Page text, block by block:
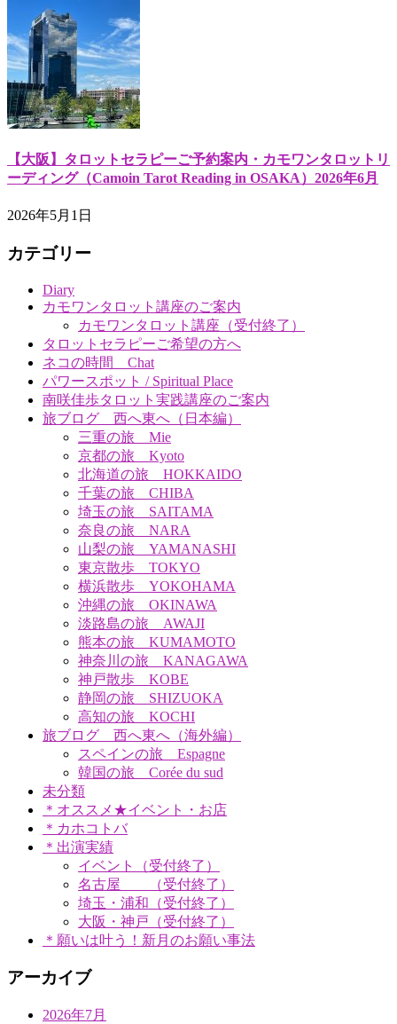
【大阪】タロットセラピーご予約案内・カモワンタロットリ
ーディング（Camoin Tarot Reading in OSAKA）2026年6月
2026年5月1日
カテゴリー
Diary
カモワンタロット講座のご案内
カモワンタロット講座（受付終了）
タロットセラピーご希望の方へ
ネコの時間 Chat
パワースポット / Spiritual Place
南咲佳歩タロット実践講座のご案内
旅ブログ 西へ東へ（日本編）
三重の旅 Mie
京都の旅 Kyoto
北海道の旅 HOKKAIDO
千葉の旅 CHIBA
埼玉の旅 SAITAMA
奈良の旅 NARA
山梨の旅 YAMANASHI
東京散歩 TOKYO
横浜散歩 YOKOHAMA
沖縄の旅 OKINAWA
淡路島の旅 AWAJI
熊本の旅 KUMAMOTO
神奈川の旅 KANAGAWA
神戸散歩 KOBE
静岡の旅 SHIZUOKA
高知の旅 KOCHI
旅ブログ 西へ東へ（海外編）
スペインの旅 Espagne
韓国の旅 Corée du sud
未分類
＊オススメ★イベント・お店
＊カホコトバ
＊出演実績
イベント（受付終了）
名古屋 （受付終了）
埼玉・浦和（受付終了）
大阪・神戸（受付終了）
＊願いは叶う！新月のお願い事法
アーカイブ
2026年7月